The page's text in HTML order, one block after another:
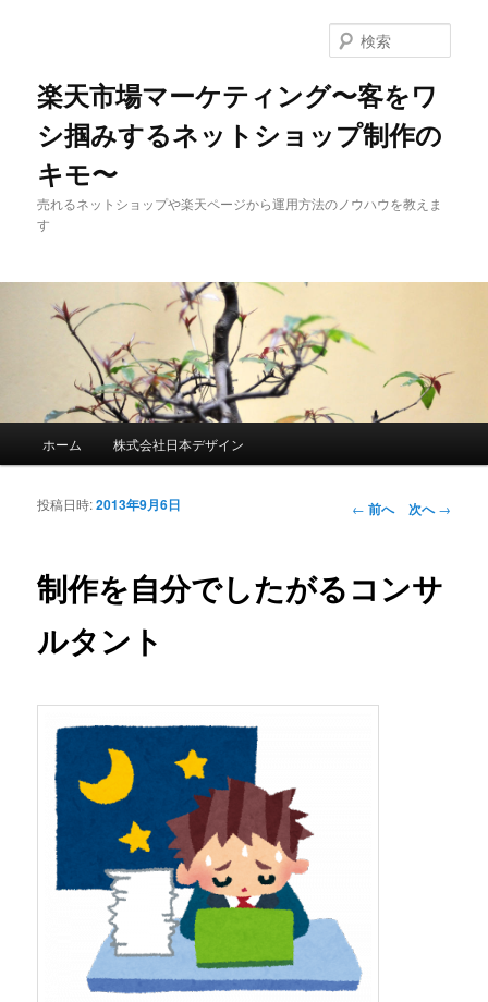
楽天市場マーケティング〜客をワ
シ掴みするネットショップ制作の
キモ〜
売れるネットショップや楽天ページから運用方法のノウハウを教えま
す
索
メインコンテンツへ移動
サブコンテンツへ移動
ホーム 株式会社日本デザイン
投稿ナビゲーシ
← 前へ 次へ→
制作を自分でしたがるコンサ
ルタント
投稿日時:2013年9月6日